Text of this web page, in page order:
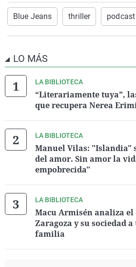
Blue Jeans thriller podcast
LO MÁS
LA BIBLIOTECA
“Literariamente tuya”,
que recupera Nerea
LA BIBLIOTECA
Manuel Vilas: "Islandia"
del amor. Sin amor la
empobrecida"
LA BIBLIOTECA
Macu Armisén analiza el
Zaragoza y su sociedad
familia